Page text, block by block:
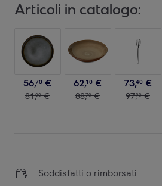
Articoli in catalogo:
56,70 €
81,00 €
62,10 €
88,70 €
73,40 €
97,90 €
Soddisfatti o rimborsati